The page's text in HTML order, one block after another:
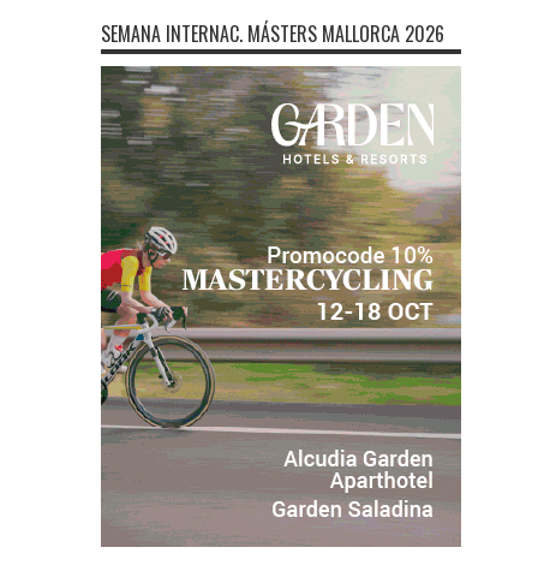
SEMANA INTERNAC. MÁSTERS MALLORCA 2026